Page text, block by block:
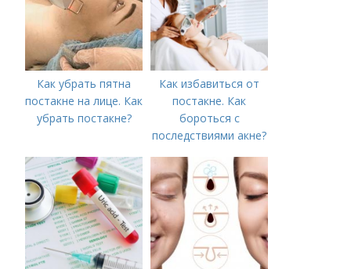
Как убрать пятна
постакне на лице. Как
убрать постакне?
Как избавиться от
постакне. Как
бороться с
последствиями акне?